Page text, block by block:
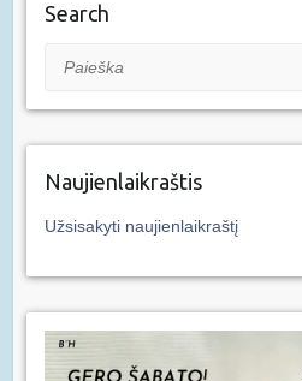
Search
Paieška
Naujienlaikraštis
Užsisakyti naujienlaikraštį